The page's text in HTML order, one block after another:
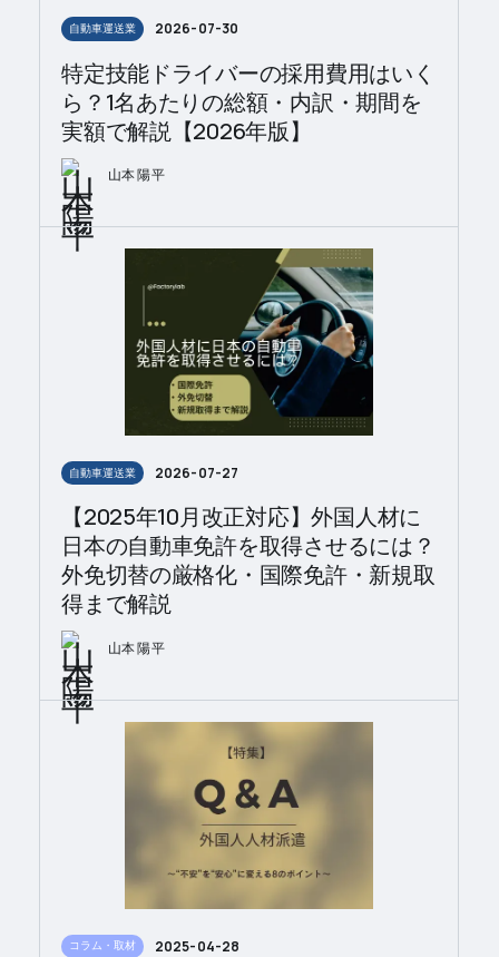
自動車運送業 2026-07-30
特定技能ドライバーの採用費用はいく
ら？1名あたりの総額・内訳・期間を
実額で解説【2026年版】
山本 陽平
自動車運送業 2026-07-27
【2025年10月改正対応】外国人材に
日本の自動車免許を取得させるには？
外免切替の厳格化・国際免許・新規取
得まで解説
山本 陽平
コラム・取材 2025-04-28